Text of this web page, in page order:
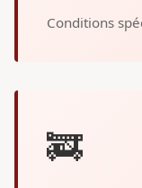
Conditions
🚒